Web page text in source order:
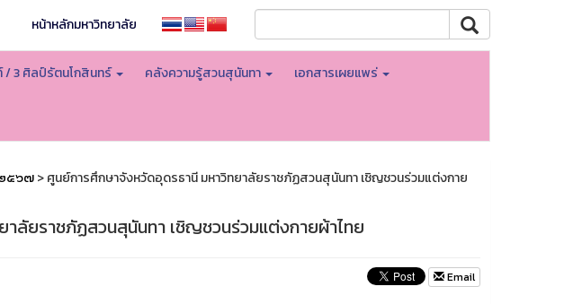
หน้าหลักมหาวิทยาลัย
3 ศิลป์รัตนโกสินทร์ คลังความรู้สวนสุนันทา เอกสารเผยแพร่
๕๖๗> ศูนย์การศึกษาจังหวัดอุดรธานี มหาวิทยาลัยราชภัฏสวนสุนันทา เชิญชวนร่วมแต่งกาย
ลัยราชภัฏสวนสุนันทา เชิญชวนร่วมแต่งกายผ้าไทย
Email